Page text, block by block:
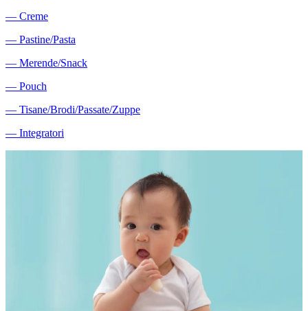
― Creme
― Pastine/Pasta
― Merende/Snack
― Pouch
― Tisane/Brodi/Passate/Zuppe
― Integratori